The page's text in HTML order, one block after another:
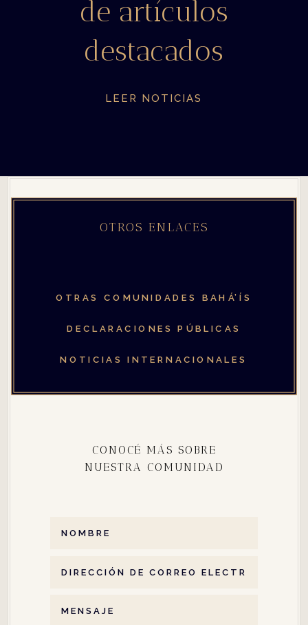
de artículos
destacados
LEER NOTICIAS
OTROS ENLACES
OTRAS COMUNIDADESBAHÁ’ÍS
DECLARACIONES PÚBLICAS
NOTICIAS INTERNACIONALES
CONOCÉ MÁS SOBRE
NUESTRA COMUNIDAD